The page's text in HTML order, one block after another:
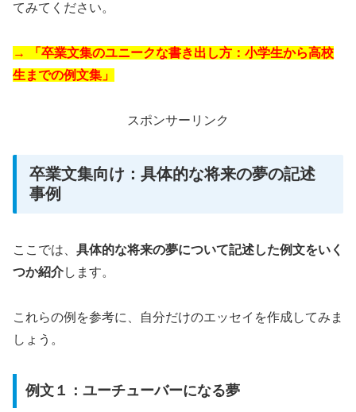
てみてください。
→ 「卒業文集のユニークな書き出し方：小学生から高校
生までの例文集」
スポンサーリンク
卒業文集向け：具体的な将来の夢の記述
事例
ここでは、 具体的な将来の夢について記述した例文をいく
つか紹介します。
これらの例を参考に、自分だけのエッセイを作成してみま
しょう。
例文１：ユーチューバーになる夢